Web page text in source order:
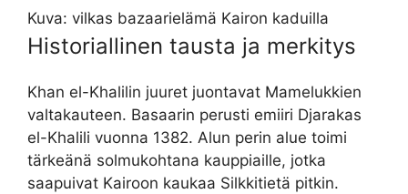
Kuva: vilkas bazaarielämä Kairon kaduilla
Historiallinen tausta ja merkitys
Khan el-Khalilin juuret juontavat Mamelukkien
valtakauteen. Basaarin perusti emiiri Djarakas
el-Khalili vuonna 1382. Alun perin alue toimi
tärkeänä solmukohtana kauppiaille, jotka
saapuivat Kairoon kaukaa Silkkitietä pitkin.